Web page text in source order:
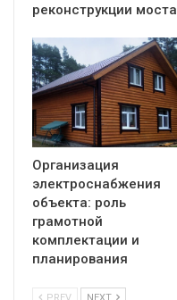
реконструкции моста
Организация
электроснабжения
объекта: роль
грамотной
комплектации и
планирования